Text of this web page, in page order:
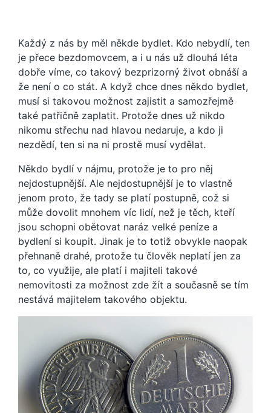
Každý z nás by měl někde bydlet. Kdo nebydlí, ten
je přece bezdomovcem, a i u nás už dlouhá léta
dobře víme, co takový bezprizorný život obnáší a
že není o co stát. A když chce dnes někdo bydlet,
musí si takovou možnost zajistit a samozřejmě
také patřičně zaplatit. Protože dnes už nikdo
nikomu střechu nad hlavou nedaruje, a kdo ji
nezdědí, ten si na ni prostě musí vydělat.
Někdo bydlí v nájmu, protože je to pro něj
nejdostupnější. Ale nejdostupnější je to vlastně
jenom proto, že tady se platí postupně, což si
může dovolit mnohem víc lidí, než je těch, kteří
jsou schopni obětovat naráz velké peníze a
bydlení si koupit. Jinak je to totiž obvykle naopak
přehnaně drahé, protože tu člověk neplatí jen za
to, co využije, ale platí i majiteli takové
nemovitosti za možnost zde žít a současně se tím
nestává majitelem takového objektu.